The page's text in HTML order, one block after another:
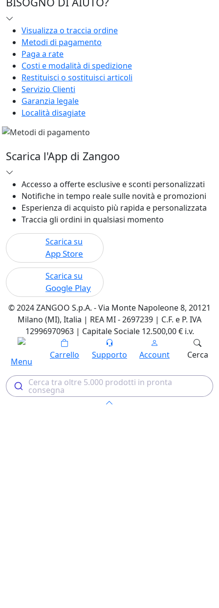
Visualizza o traccia ordine
Metodi di pagamento
Paga a rate
Costi e modalità di spedizione
Restituisci o sostituisci articoli
Servizio Clienti
Garanzia legale
Località disagiate
Scarica l'App di Zangoo
Accesso a offerte esclusive e sconti personalizzati
Notifiche in tempo reale sulle novità e promozioni
Esperienza di acquisto più rapida e personalizzata
Traccia gli ordini in qualsiasi momento
Scarica su
App Store
Scarica su
Google Play
© 2024 ZANGOO S.p.A. - Via Monte Napoleone 8, 20121
Milano (MI), Italia | REA MI - 2697239 | C.F. e P. IVA
12996970963 | Capitale Sociale 12.500,00 € i.v.
Menu
Carrello Supporto Account Cerca
Cerca tra oltre 5.000 prodotti in pronta
consegna